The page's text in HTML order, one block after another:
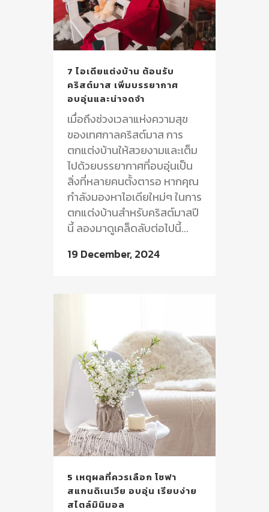
7 ไอเดียแต่งบ้าน ต้อนรับ
คริสต์มาส เพิ่มบรรยากาศ
อบอุ่นและน่าจดจำ
เมื่อถึงช่วงเวลาแห่งความสุข
ของเทศกาลคริสต์มาส การ
ตกแต่งบ้านให้สวยงามและเต็ม
ไปด้วยบรรยากาศที่อบอุ่นเป็น
สิ่งที่หลายคนตั้งตารอ หากคุณ
กำลังมองหาไอเดียใหม่ๆ ในการ
ตกแต่งบ้านสำหรับคริสต์มาสปี
นี้ ลองมาดูเคล็ดลับต่อไปนี้...
19 December, 2024
5 เหตุผลที่ควรเลือก โซฟา
สแกนดิเนเวีย อบอุ่น เรียบง่าย
สไตล์มินิมอล